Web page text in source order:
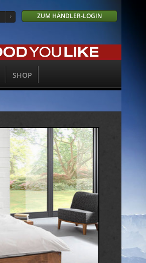
ZUM HÄNDLER-LOGIN
SHOP